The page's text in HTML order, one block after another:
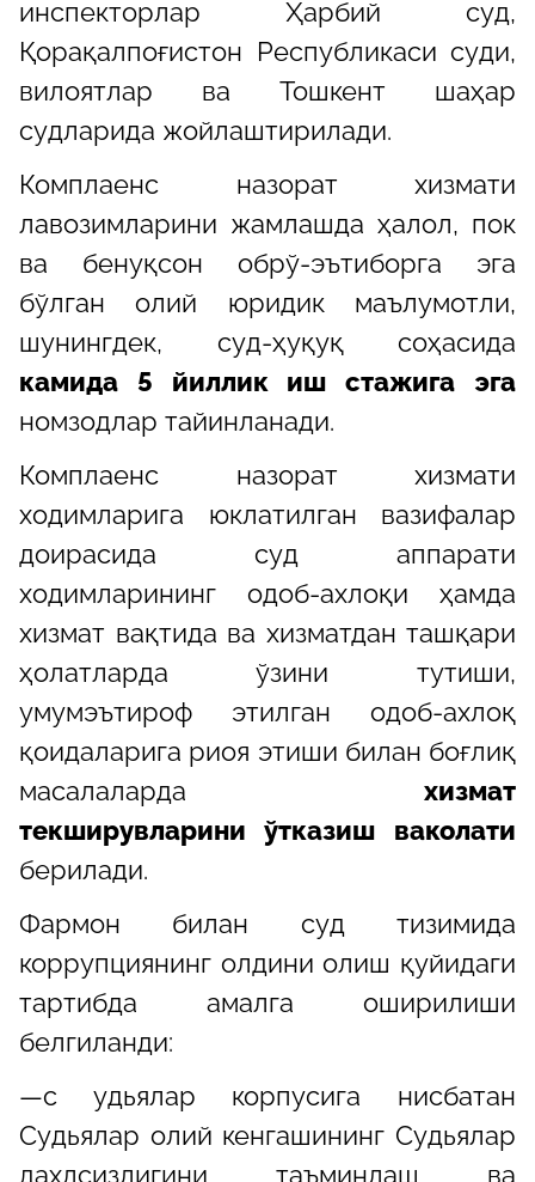
инспекторлар Ҳарбий суд,
Қорақалпоғистон Республикаси суди,
вилоятлар ва Тошкент шаҳар
судларида жойлаштирилади.
Комплаенс назорат хизмати
лавозимларини жамлашда ҳалол, пок
ва бенуқсон обрў-эътиборга эга
бўлган олий юридик маълумотли,
шунингдек, суд-ҳуқуқ соҳасида
камида 5 йиллик иш стажига эга
номзодлар тайинланади.
Комплаенс назорат хизмати
ходимларига юклатилган вазифалар
доирасида суд аппарати
ходимларининг одоб-ахлоқи ҳамда
хизмат вақтида ва хизматдан ташқари
ҳолатларда ўзини тутиши,
умумэътироф этилган одоб-ахлоқ
қоидаларига риоя этиши билан боғлиқ
масалаларда хизмат
текширувларини ўтказиш ваколати
берилади.
Фармон билан суд тизимида
коррупциянинг олдини олиш қуйидаги
тартибда амалга оширилиши
белгиланди:
—с удьялар корпусига нисбатан
Судьялар олий кенгашининг Судьялар
дахлсизлигини таъминлаш ва